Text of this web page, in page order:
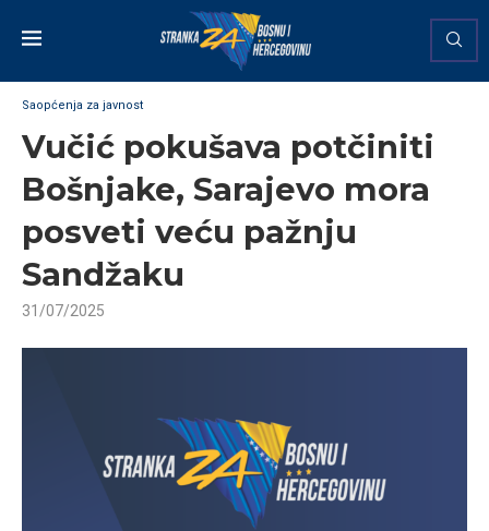
Saopćenja za javnost
Vučić pokušava potčiniti
Bošnjake, Sarajevo mora
posveti veću pažnju
Sandžaku
31/07/2025